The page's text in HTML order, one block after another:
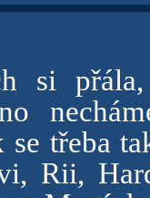
si
se třeba
Rii,